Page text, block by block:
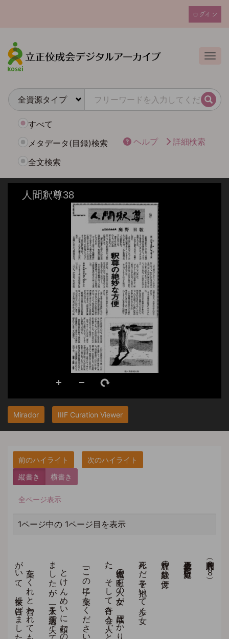
ン
テ
ン
ユ
カ
ウ
ト
ュ
ログイン
検索
すべて
メタデータ(目録)検索
全文検索
ヘルプ 詳細検索
Mirador IIIF Curation Viewer
縦書き 横書き
全ページ表示
1ページ中の 1ページ目を表示
人間釈尊（３８）
釈尊の絶妙な方便
死んだ子を抱いて歩く女
、
。